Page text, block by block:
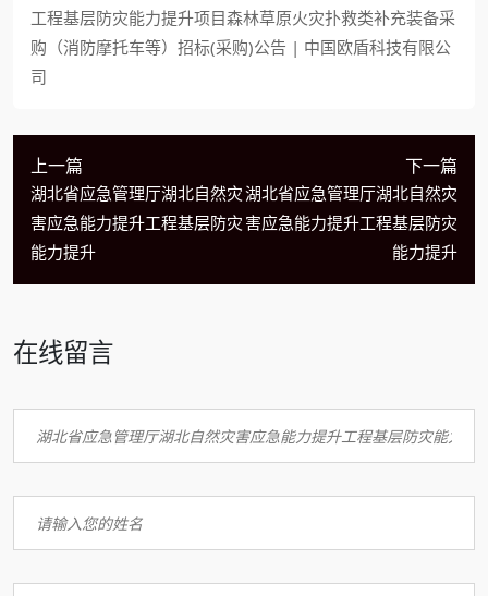
工程基层防灾能力提升项目森林草原火灾扑救类补充装备采
购（消防摩托车等）招标(采购)公告 | 中国欧盾科技有限公
司
上一篇
湖北省应急管理厅湖北自然灾
害应急能力提升工程基层防灾
能力提升
下一篇
湖北省应急管理厅湖北自然灾
害应急能力提升工程基层防灾
能力提升
在线留言